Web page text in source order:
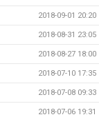
2018-09-01 20:20
2018-08-31 23:05
2018-08-27 18:00
2018-07-10 17:35
2018-07-08 09:33
2018-07-06 19:31